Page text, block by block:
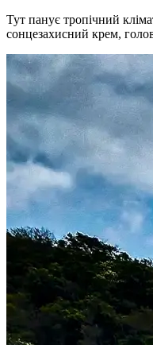
Тут панує тропічний
сонцезахисний крем,